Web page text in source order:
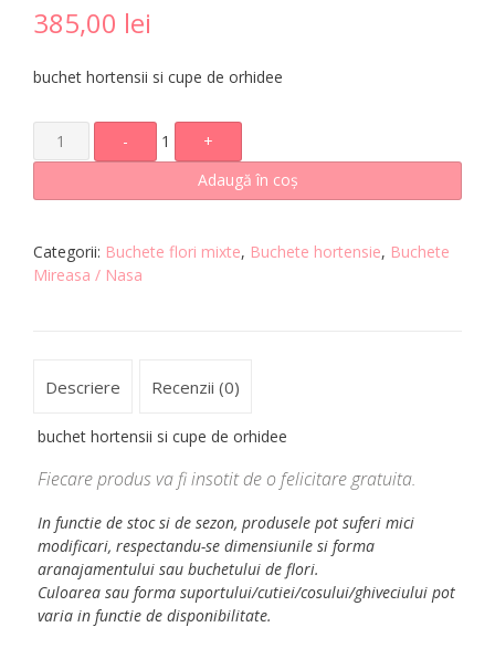
385,00 lei
buchet hortensii si cupe de orhidee
- 1
+
Adaugă în coș
Categorii: Buchete flori mixte, Buchete hortensie, Buchete
Mireasa / Nasa
Descriere Recenzii (0)
buchet hortensii si cupe de orhidee
Fiecare produs va fi insotit de o felicitare gratuita.
In functie de stoc si de sezon, produsele pot suferi mici
modificari, respectandu-se dimensiunile si forma
aranajamentului sau buchetului de flori.
Culoarea sau forma suportului/cutiei/cosului/ghiveciului pot
varia in functie de disponibilitate.